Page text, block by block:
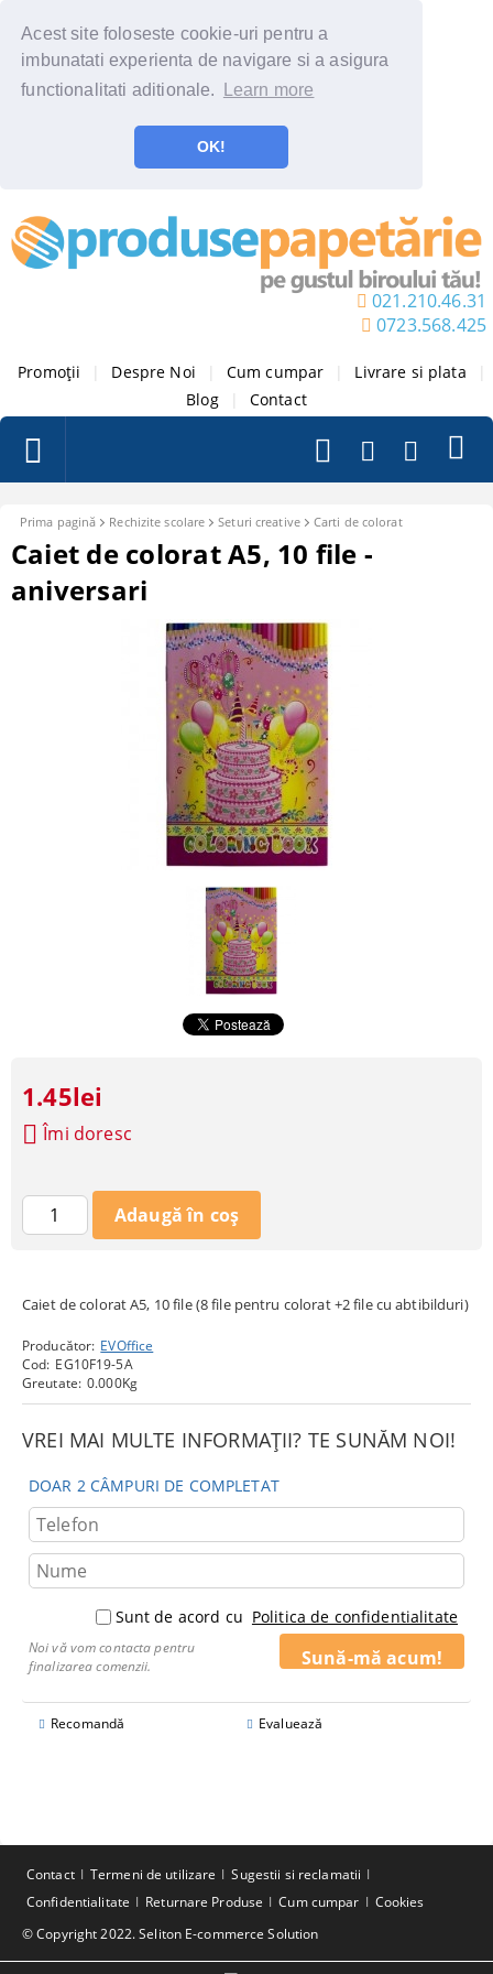
Acest site foloseste cookie-uri pentru a
imbunatati experienta de navigare si a asigura
functionalitati aditionale.
Learn more
OK!
021.210.46.31
0723.568.425
Promoții Despre Noi Cum cumpar Livrare si plata
Blog
Contact
Prima pagină Rechizite scolare Seturi creative Carti de colorat
Caiet de colorat A5, 10 file -
aniversari
Caiet de colorat A5, 10 file (8 file pentru colorat +2 file cu abtibilduri)
Producător: EVOffice
Cod: EG10F19-5A
Greutate: 0.000Kg
VREI MAI MULTE INFORMAȚII? TE SUNĂM NOI!
DOAR 2 CÂMPURI DE COMPLETAT
Sunt de acord cu Politica de confidentialitate
Noi vă vom contacta pentru
finalizarea comenzii.
Recomandă Evaluează
1.45lei
Îmi doresc
© Copyright 2022. Seliton E-commerce Solution
Contact Termeni de utilizare
Sugestii si reclamatii
Confidentialitate
Returnare Produse Cum cumpar Cookies